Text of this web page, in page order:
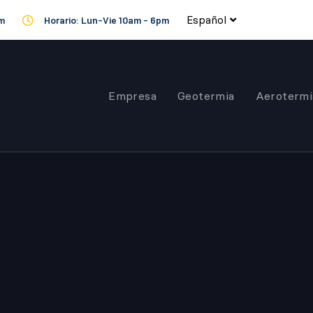
Horario: Lun-Vie 10am - 6pm Español
Empresa Geotermia